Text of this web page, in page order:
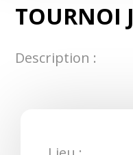
TOURNOI
Description :